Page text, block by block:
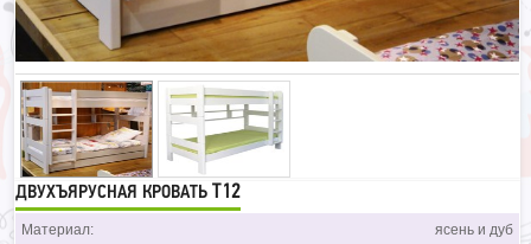
ДВУХЪЯРУСНАЯ КРОВАТЬ T12
Материал:
ясень и дуб